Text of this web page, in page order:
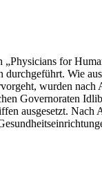
for
durchgeführt. Wie
wurden nach
Governoraten
ausgesetzt.